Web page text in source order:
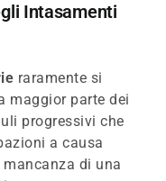
Intasamenti
raramente si
maggior parte dei
progressivi che
a causa
di una